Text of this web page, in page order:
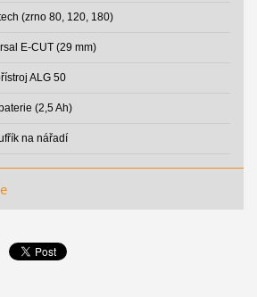
(zrno 80, 120, 180)
E-CUT (29 mm)
ALG 50
(2,5 Ah)
na nářadí